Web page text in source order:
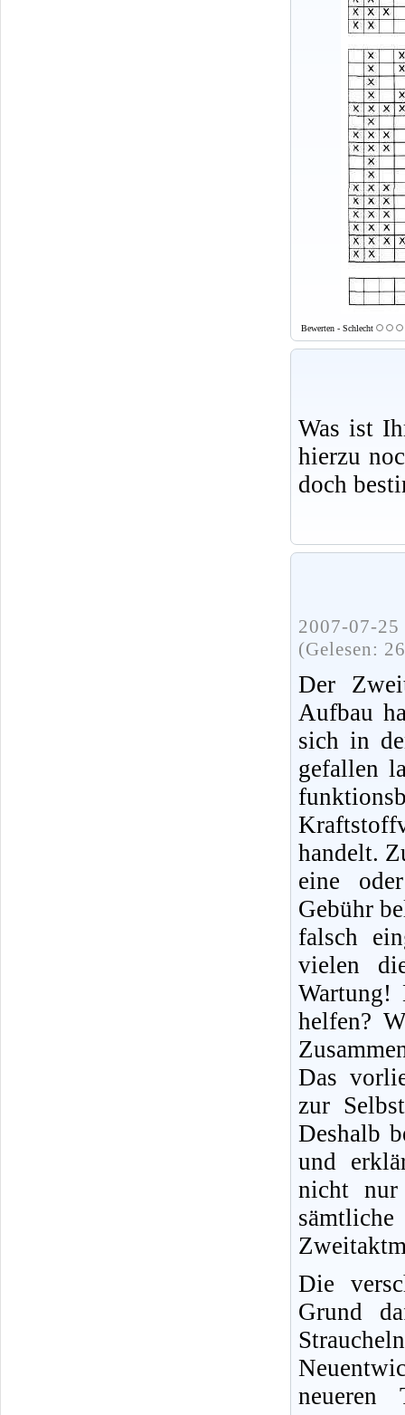
Bewerten - Schlecht
Was ist
hierzu
doch
2007-07-
(Gelesen:
Der
Aufbau
sich in
gefallen
handelt.
eine
Gebühr
falsch
vielen
Wartung!
helfen?
Das
zur
Deshalb
und
nicht
Die
Grund
neueren